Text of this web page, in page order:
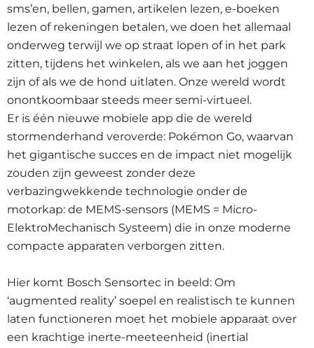
sms’en, bellen, gamen, artikelen lezen, e-boeken
lezen of rekeningen betalen, we doen het allemaal
onderweg terwijl we op straat lopen of in het park
zitten, tijdens het winkelen, als we aan het joggen
zijn of als we de hond uitlaten. Onze wereld wordt
onontkoombaar steeds meer semi-virtueel.
Er is één nieuwe mobiele app die de wereld
stormenderhand veroverde: Pokémon Go, waarvan
het gigantische succes en de impact niet mogelijk
zouden zijn geweest zonder deze
verbazingwekkende technologie onder de
motorkap: de MEMS-sensors (MEMS = Micro-
ElektroMechanisch Systeem) die in onze moderne
compacte apparaten verborgen zitten.
Hier komt Bosch Sensortec in beeld: Om
‘augmented reality’ soepel en realistisch te kunnen
laten functioneren moet het mobiele apparaat over
een krachtige inerte-meeteenheid (inertial